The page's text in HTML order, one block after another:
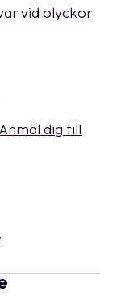
vid olyckor
dig till